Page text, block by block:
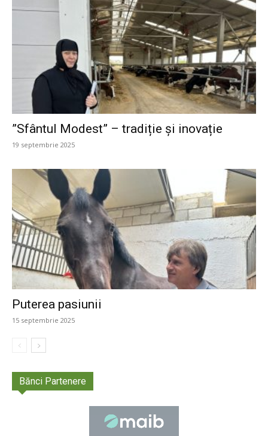
”Sfântul Modest” – tradiție și inovație
19 septembrie 2025
Puterea pasiunii
15 septembrie 2025
Bănci Partenere